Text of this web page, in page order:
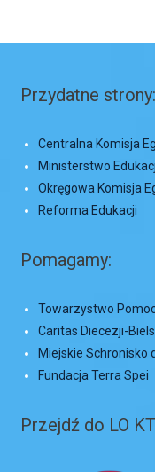
Przydatne strony:
Centralna Komisja
Ministerstwo
Okręgowa Komisja
Reforma Edukacji
Pomagamy:
Towarzystwo
Caritas Diecezji-
Miejskie
Fundacja Terra Spei
Przejdź do LO